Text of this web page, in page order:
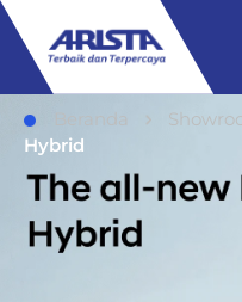
Beranda
Hybrid